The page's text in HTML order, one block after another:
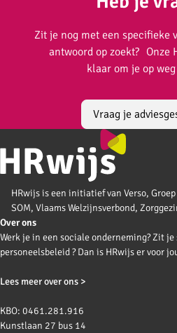
Zit je nog met een specifieke
antwoord op zoekt? Onze
klaar om je op
Vraag je
HRwijs is een initiatief van Verso,
SOM, Vlaams Welzijnsverbond,
Over ons
Werk je in een sociale onderneming? Zit
personeelsbeleid ? Dan is HRwijs er voor
Lees meer over ons >
KBO: 0461.281.916
Kunstlaan 27 bus 14